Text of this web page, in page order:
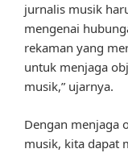
jurnalis musik
mengenai
rekaman yang
untuk menjaga
musik,” ujarnya.
Dengan menjaga
musik, kita dapat